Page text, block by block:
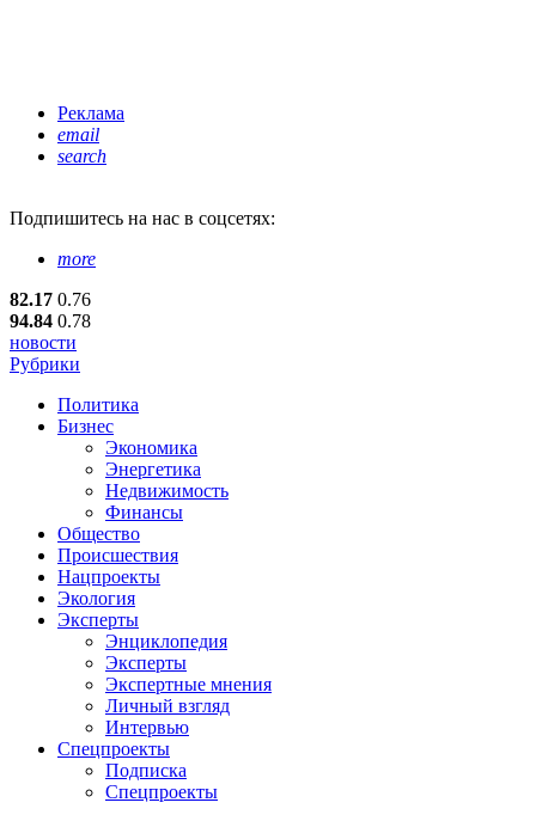
Реклама
email
search
Подпишитесь на нас в соцсетях:
more
82.17 0.76
94.84 0.78
новости
Рубрики
Политика
Бизнес
Экономика
Энергетика
Недвижимость
Финансы
Общество
Происшествия
Нацпроекты
Экология
Эксперты
Энциклопедия
Эксперты
Экспертные мнения
Личный взгляд
Интервью
Спецпроекты
Подписка
Спецпроекты